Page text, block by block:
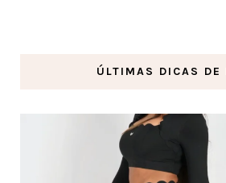
ÚLTIMAS DICAS DE